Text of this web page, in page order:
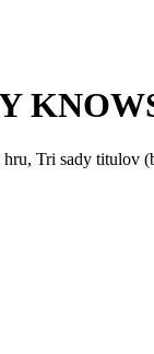
Tri sady titulov